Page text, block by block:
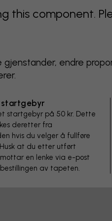
this component.
endre
startgebyr på 50 kr. Dette
deretter fra
hvis du velger å fullføre
at du etter utført
en lenke via e-post
av tapeten.